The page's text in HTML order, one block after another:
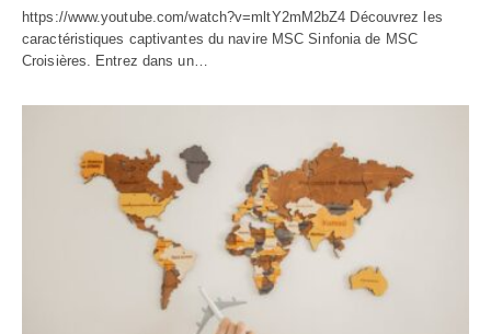
https://www.youtube.com/watch?v=mltY2mM2bZ4 Découvrez les
caractéristiques captivantes du navire MSC Sinfonia de MSC
Croisières. Entrez dans un…